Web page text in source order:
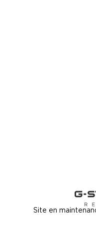
Site en